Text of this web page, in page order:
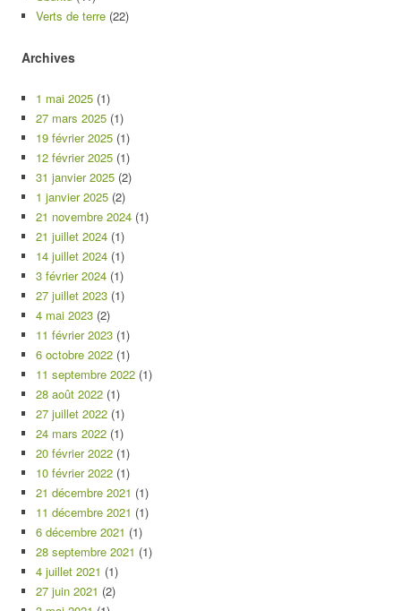
Verts de terre (22)
Archives
1 mai 2025 (1)
27 mars 2025 (1)
19 février 2025 (1)
12 février 2025 (1)
31 janvier 2025 (2)
1 janvier 2025 (2)
21 novembre 2024 (1)
21 juillet 2024 (1)
14 juillet 2024 (1)
3 février 2024 (1)
27 juillet 2023 (1)
4 mai 2023 (2)
11 février 2023 (1)
6 octobre 2022 (1)
11 septembre 2022 (1)
28 août 2022 (1)
27 juillet 2022 (1)
24 mars 2022 (1)
20 février 2022 (1)
10 février 2022 (1)
21 décembre 2021 (1)
11 décembre 2021 (1)
6 décembre 2021 (1)
28 septembre 2021 (1)
4 juillet 2021 (1)
27 juin 2021 (2)